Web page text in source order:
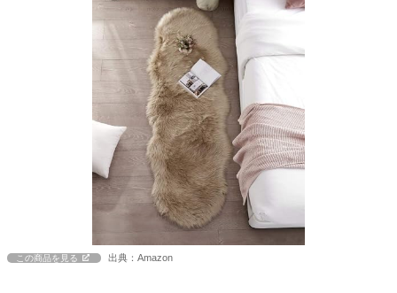
この商品を見る 出典：Amazon